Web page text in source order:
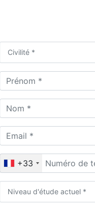
Civilité *
+33
Niveau d'étude actuel *